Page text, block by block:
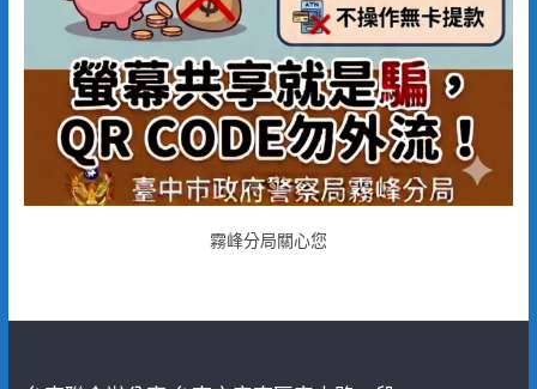
霧峰分局關心您